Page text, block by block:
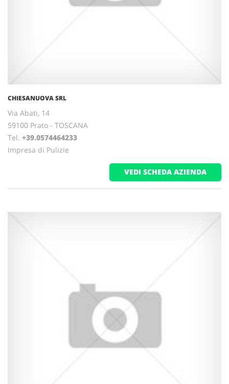
CHIESANUOVA SRL
Via Abati, 14
59100 Prato - TOSCANA
Tel. +39.0574464233
Impresa di Pulizie
VEDI SCHEDA AZIENDA